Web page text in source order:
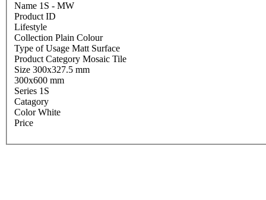
Name 1S - MW
Product ID
Lifestyle
Collection Plain Colour
Type of Usage Matt Surface
Product Category Mosaic Tile
Size 300x327.5 mm
300x600 mm
Series 1S
Catagory
Color White
Price